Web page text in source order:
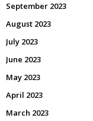
September 2023
August 2023
July 2023
June 2023
May 2023
April 2023
March 2023